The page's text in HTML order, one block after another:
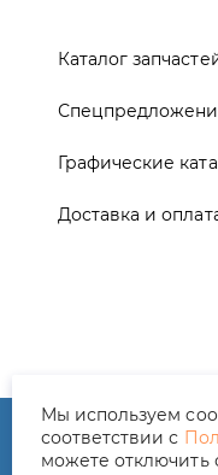
Мы используем
соответствии с
можете отключить